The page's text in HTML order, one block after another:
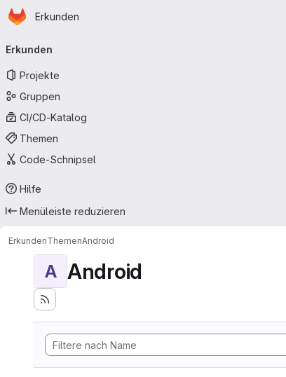
Zum Hauptinhalt springen
StartseiteErkunden
Erkunden
Projekte
Gruppen
CI/CD-Katalog
Themen
Code-Schnipsel
Hilfe
Menüleiste reduzieren
ErkundenThemenAndroid
A Android